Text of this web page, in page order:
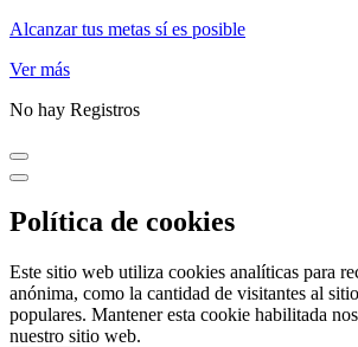
Alcanzar tus metas sí es posible
Ver más
No hay Registros
Política de cookies
Este sitio web utiliza cookies analíticas para
anónima, como la cantidad de visitantes al
populares. Mantener esta cookie habilitada
nuestro sitio web.